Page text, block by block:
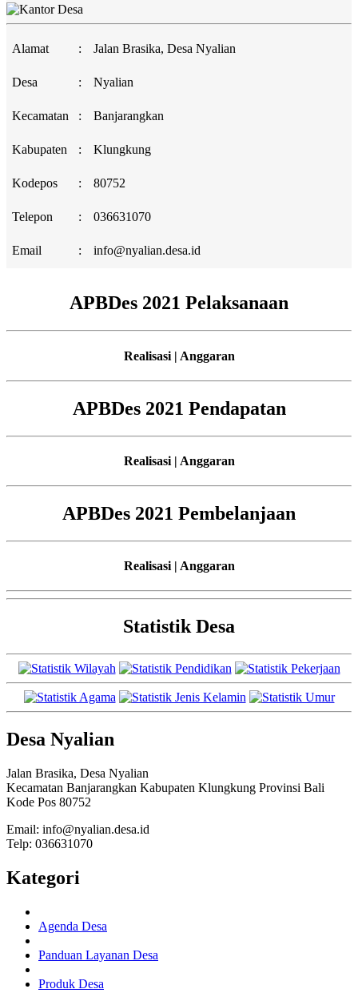
Alamat : Jalan Brasika, Desa Nyalian
Desa : Nyalian
Kecamatan : Banjarangkan
Kabupaten : Klungkung
Kodepos : 80752
Telepon : 036631070
Email : info@nyalian.desa.id
APBDes 2021 Pelaksanaan
Realisasi | Anggaran
APBDes 2021 Pendapatan
Realisasi | Anggaran
APBDes 2021 Pembelanjaan
Realisasi | Anggaran
Statistik Desa
Desa Nyalian
Jalan Brasika, Desa Nyalian
Kecamatan Banjarangkan Kabupaten Klungkung Provinsi Bali
Kode Pos 80752
Email: info@nyalian.desa.id
Telp: 036631070
Kategori
Agenda Desa
Panduan Layanan Desa
Produk Desa